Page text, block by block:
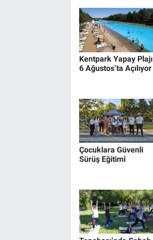
Kentpark Yapay Plajı
6 Ağustos’ta Açılıyor
Çocuklara Güvenli
Sürüş Eğitimi